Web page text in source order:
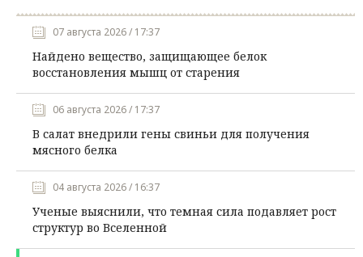
07 августа 2026 / 17:37
Найдено вещество, защищающее белок
восстановления мышц от старения
06 августа 2026 / 17:37
В салат внедрили гены свиньи для получения
мясного белка
04 августа 2026 / 16:37
Ученые выяснили, что темная сила подавляет рост
структур во Вселенной